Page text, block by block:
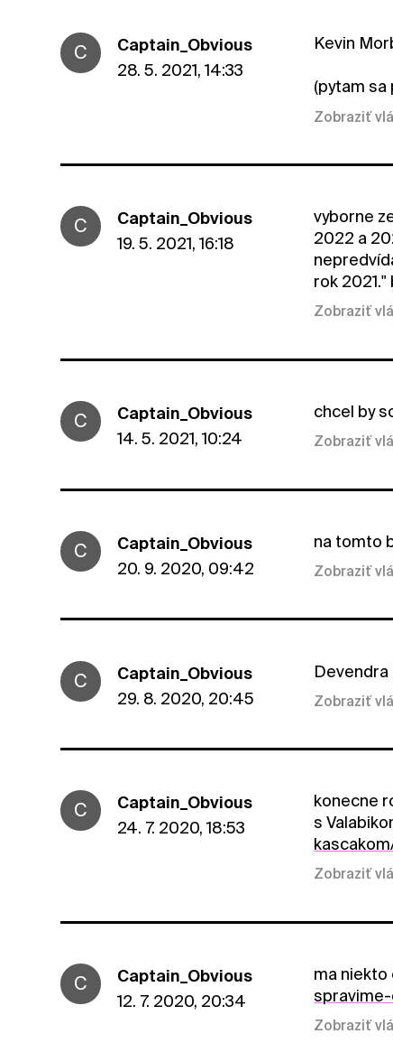
C
Captain_Obvious
28. 5. 2021, 14:33
Kevin
(pytam sa
Zobraziť
C
Captain_Obvious
19. 5. 2021, 16:18
vyborne
2022 a
rok
Zobraziť
C
Captain_Obvious
14. 5. 2021, 10:24
chcel by
Zobraziť
C
Captain_Obvious
20. 9. 2020, 09:42
na tomto
Zobraziť
C
Captain_Obvious
29. 8. 2020, 20:45
Devendra
Zobraziť
C
Captain_Obvious
24. 7. 2020, 18:53
konecne
s
Zobraziť
C
Captain_Obvious
12. 7. 2020, 20:34
ma niekto
Zobraziť